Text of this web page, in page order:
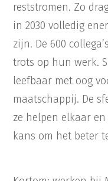
reststromen. Zo
in 2030 volledig
zijn. De 600
trots op hun werk.
leefbaar met oog
maatschappij. De
ze helpen elkaar
kans om het beter